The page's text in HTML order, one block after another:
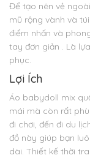
Để tạo nên vẻ
mũ rộng vành và
điểm nhấn và
tay đơn giản . Là
phục.
Lợi Ích
Áo babydoll mix
mái mà còn rất
đi chơi, đến đi du
đồ này giúp bạn
dài. Thiết kế thời